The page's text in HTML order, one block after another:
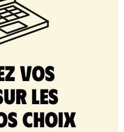
vos
les
choix